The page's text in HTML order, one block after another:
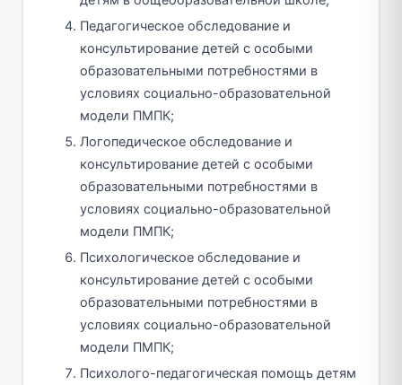
Педагогическое обследование и
консультирование детей с особыми
образовательными потребностями в
условиях социально-образовательной
модели ПМПК;
Логопедическое обследование и
консультирование детей с особыми
образовательными потребностями в
условиях социально-образовательной
модели ПМПК;
Психологическое обследование и
консультирование детей с особыми
образовательными потребностями в
условиях социально-образовательной
модели ПМПК;
Психолого-педагогическая помощь детям